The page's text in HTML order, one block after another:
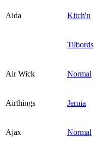
Aida Kitch'n
Tilbords
Air Wick Normal
Airthings Jernia
Ajax Normal